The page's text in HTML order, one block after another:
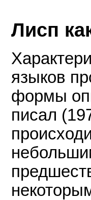
Лисп
языков
формы
писал